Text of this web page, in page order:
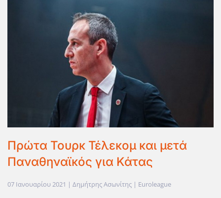
Πρώτα Τουρκ Τέλεκομ και μετά
Παναθηναϊκός για Κάτας
07 Ιανουαρίου 2021 | Δημήτρης Ασωνίτης | Euroleague